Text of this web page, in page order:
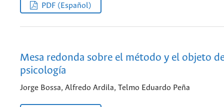
PDF (Español)
Mesa redonda sobre el método y el objeto
psicología
Jorge Bossa, Alfredo Ardila, Telmo Eduardo Peña